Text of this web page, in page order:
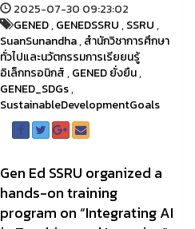
2025-07-30 09:23:02
GENED,GENEDSSRU,SSRU,
SuanSunandha,สำนักวิชาการศึกษา
ทั่วไปและนวัตกรรมการเรียยนรู้
อิเล็กทรอนิกส์,GENED ยั่งยืน,
GENED_SDGs,
SustainableDevelopmentGoals
Gen Ed SSRU organized a
hands-on training
program on “Integrating AI